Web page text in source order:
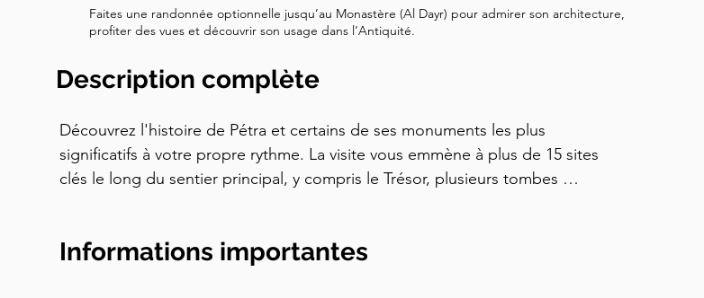
Faites une randonnée optionnelle jusqu’au Monastère (Al Dayr) pour admirer son architecture,
profiter des vues et découvrir son usage dans l’Antiquité.
Description complète
Découvrez l'histoire de Pétra et certains de ses monuments les plus
significatifs à votre propre rythme. La visite vous emmène à plus de 15 sites
clés le long du sentier principal, y compris le Trésor, plusieurs tombes
Vous explorerez l'histoire de Pétra en commençant par les anciens Nabatéens
Informations importantes